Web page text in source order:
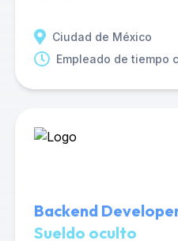
Ciudad de México
Empleado de tiempo
Backend
Sueldo oculto